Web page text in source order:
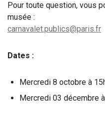
Pour toute question, vous
musée :
carnavalet.publics@paris.fr
Dates :
Mercredi 8 octobre à
Mercredi 03 décembre